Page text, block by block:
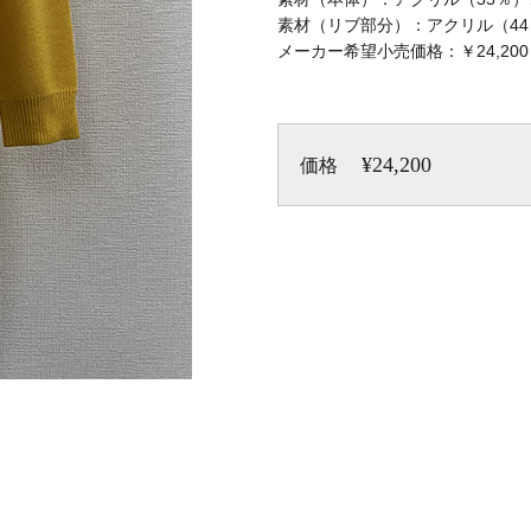
素材（リブ部分）：アクリル（
メーカー希望小売価格：￥
価格 ¥24,200